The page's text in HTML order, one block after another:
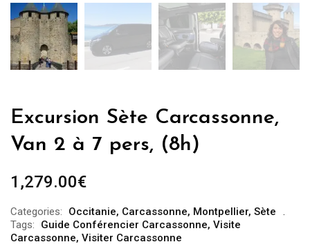
Excursion Sète Carcassonne,
Van 2 à 7 pers, (8h)
1,279.00€
Categories: Occitanie, Carcassonne, Montpellier, Sète
Tags:
Guide Conférencier Carcassonne, Visite
Carcassonne, Visiter Carcassonne